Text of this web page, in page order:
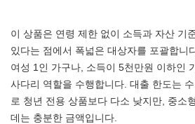
이 상품은 연령 제한 없이 소득과 자산 기
있다는 점에서 폭넓은 대상자를 포괄합니
여성 1인 가구나, 소득이 5천만원 이하인
사다리 역할을 수행합니다. 대출 한도는
로 청년 전용 상품보다 다소 낮지만, 중소
데는 충분한 금액입니다.